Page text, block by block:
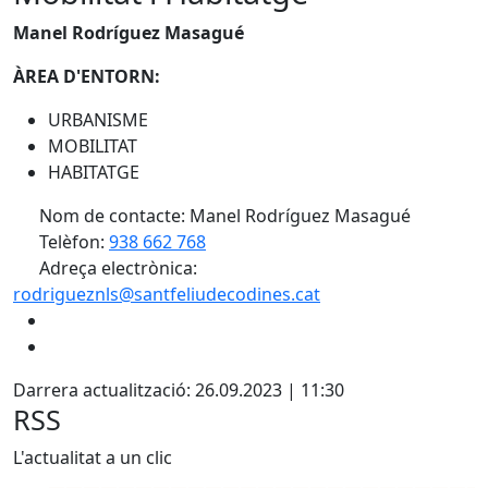
Manel Rodríguez Masagué
ÀREA D'ENTORN:
URBANISME
MOBILITAT
HABITATGE
Nom de contacte: Manel Rodríguez Masagué
Telèfon: 938 662 768
Adreça electrònica:
rodrigueznls@santfeliudecodines.cat
Darrera actualització: 26.09.2023 | 11:30
RSS
L'actualitat a un clic